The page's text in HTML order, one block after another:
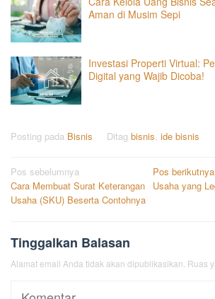
Aman di Musim Sepi
Investasi Properti Virtual:
Digital yang Wajib Dicoba!
Posting pada Bisnis Ditag bisnis ide bisnis
Navigasi
pos
Pos sebelumnya
Cara Membuat Surat Keterangan
Usaha (SKU) Beserta Contohnya
Pos berikutnya
Usaha yang
Tinggalkan Balasan
Alamat email Anda tidak akan dipublikasikan. Ruas